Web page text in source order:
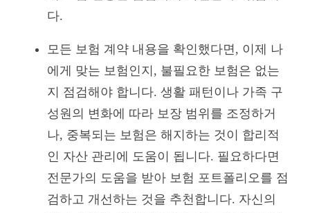
다.
모든 보험 계약 내용을 확인했다면, 이제 나
에게 맞는 보험인지, 불필요한 보험은 없는
지 점검해야 합니다. 생활 패턴이나 가족 구
성원의 변화에 따라 보장 범위를 조정하거
나, 중복되는 보험은 해지하는 것이 합리적
인 자산 관리에 도움이 됩니다. 필요하다면
전문가의 도움을 받아 보험 포트폴리오를 점
검하고 개선하는 것을 추천합니다. 자신의